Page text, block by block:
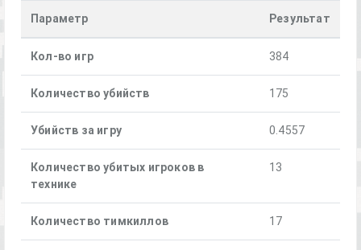
Параметр Результат
Кол-во игр 384
Количество убийств 175
Убийств за игру 0.4557
Количество убитых игроков в
технике
13
Количество тимкиллов 17